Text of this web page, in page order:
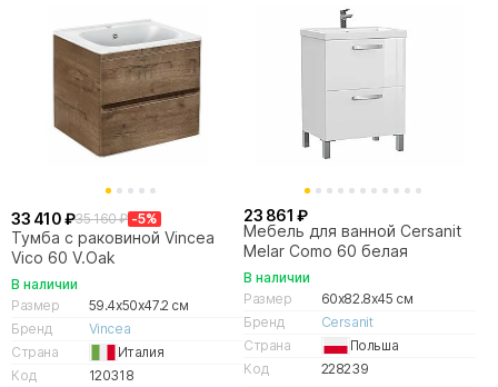
33 410 ₽35 160 ₽ -5%
Тумба с раковиной Vincea
Vico 60 V.Oak
В наличии
Размер
59.4x50x47.2 см
Бренд
Vincea
Страна
Италия
Код
120318
23 861 ₽
Мебель для ванной Cersanit
Melar Como 60 белая
В наличии
Размер
60x82.8x45 см
Бренд
Cersanit
Страна
Польша
Код
228239